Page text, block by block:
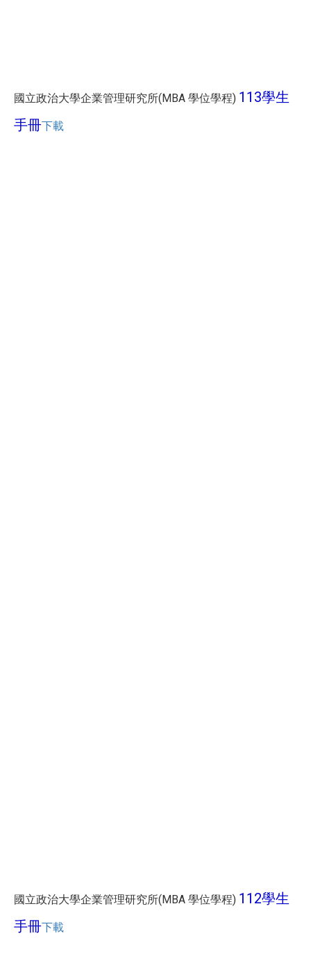
國立政治大學企業管理研究所(MBA 學位學程) 113學生
手冊下載
國立政治大學企業管理研究所(MBA 學位學程) 112學生
手冊下載